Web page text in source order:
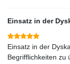
Einsatz in der
Einsatz in der
Begrifflichkeiten zu